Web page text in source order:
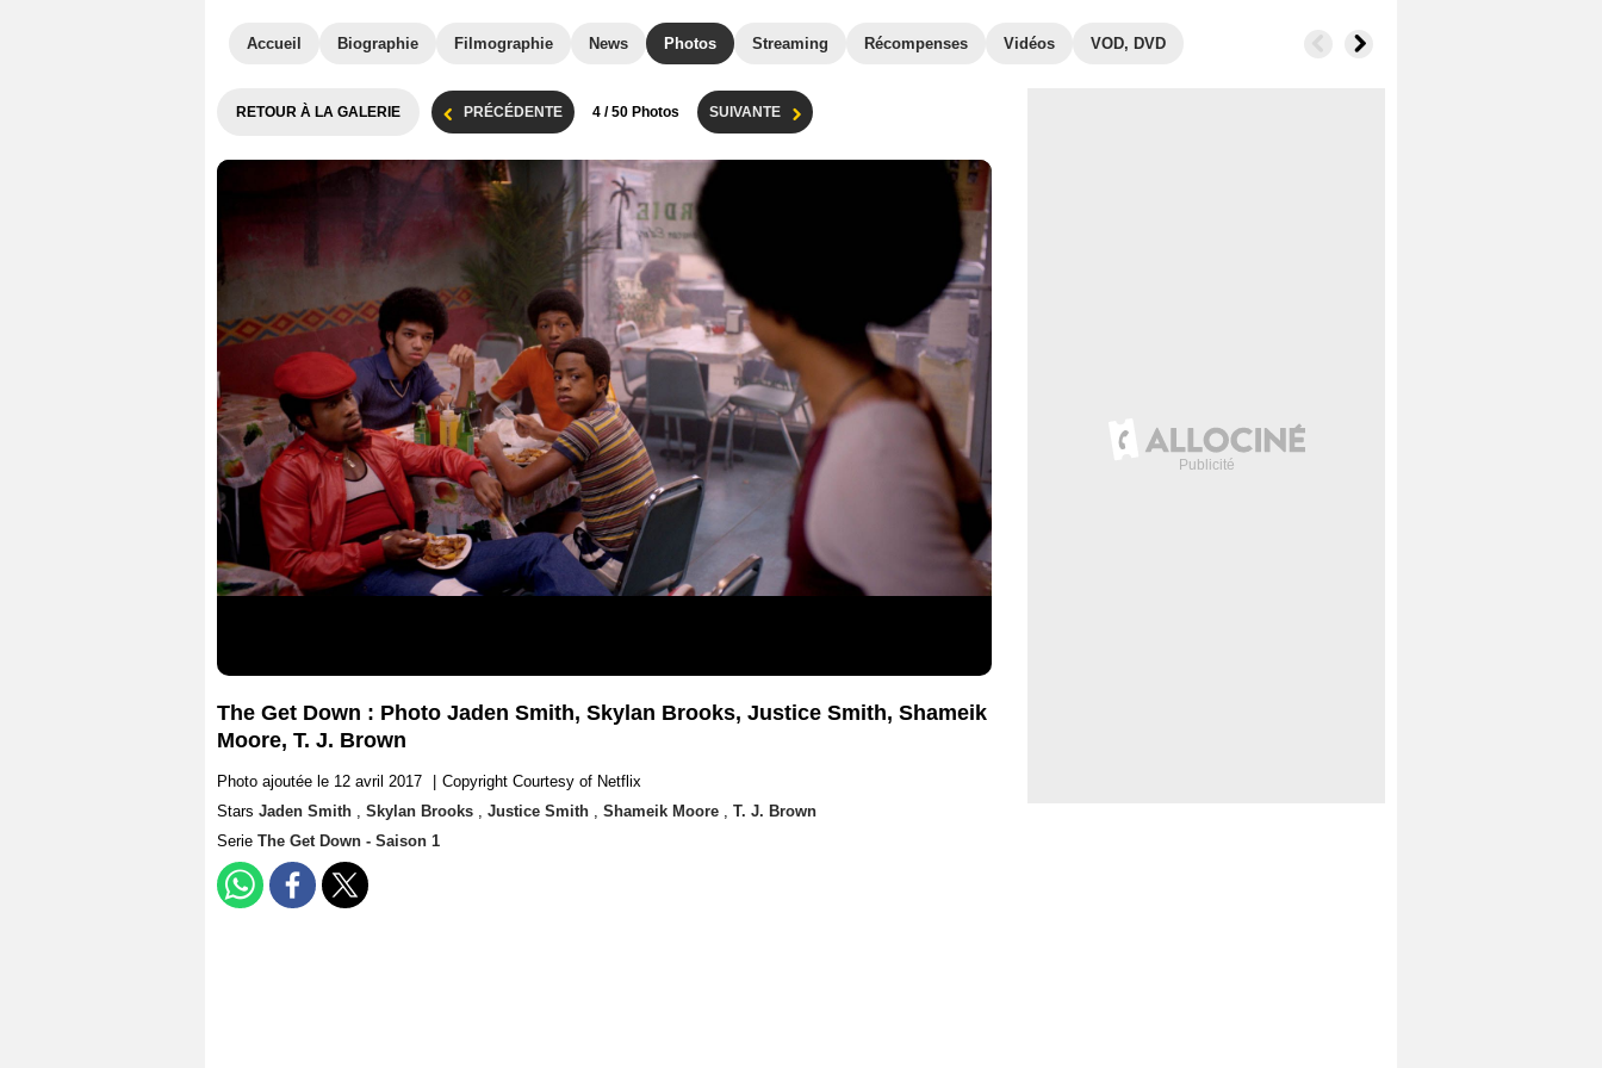
Accueil Biographie Filmographie News Photos Streaming Récompenses Vidéos VOD, DVD
RETOUR À LA GALERIE PRÉCÉDENTE 4 / 50 Photos SUIVANTE
The Get Down : Photo Jaden Smith, Skylan Brooks, Justice Smith, Shameik
Moore, T. J. Brown
Photo ajoutée le 12 avril 2017
Copyright Courtesy of Netflix
Stars Jaden Smith , Skylan Brooks , Justice Smith , Shameik Moore , T. J. Brown
Serie The Get Down - Saison 1